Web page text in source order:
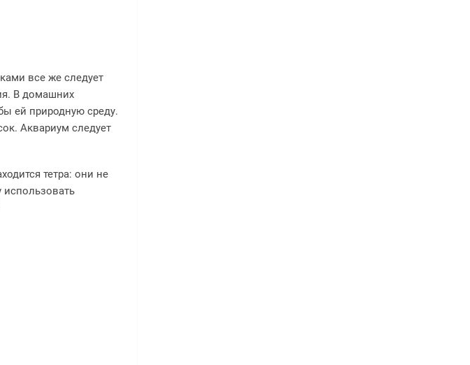
все же следует
В домашних
ей природную среду.
Аквариум следует
тетра: они не
использовать